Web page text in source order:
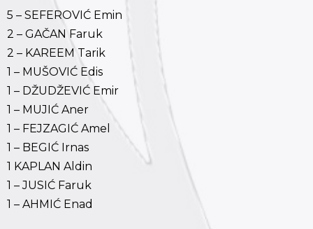
5 – SEFEROVIĆ Emin
2 – GAČAN Faruk
2 – KAREEM Tarik
1 – MUŠOVIĆ Edis
1 – DŽUDŽEVIĆ Emir
1 – MUJIĆ Aner
1 – FEJZAGIĆ Amel
1 – BEGIĆ Irnas
1 KAPLAN Aldin
1 – JUSIĆ Faruk
1 – AHMIĆ Enad